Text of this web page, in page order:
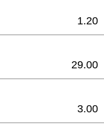
1.20
29.00
3.00